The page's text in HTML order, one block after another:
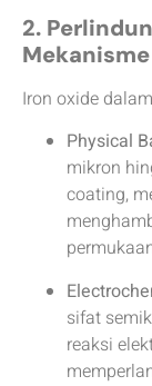
2.
Iron oxide
Physical
mikron
coating,
sifat
reaksi